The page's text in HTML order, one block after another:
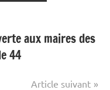
aux maires des
44
Article suivant